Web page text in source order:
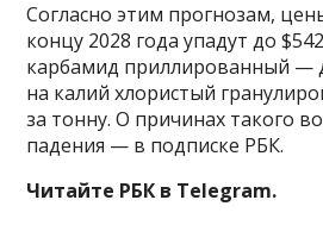
Согласно этим прогнозам,
концу 2028 года упадут до
карбамид приллированный —
на калий хлористый
за тонну. О причинах такого
падения — в подписке РБК.
Читайте РБК в Telegram.